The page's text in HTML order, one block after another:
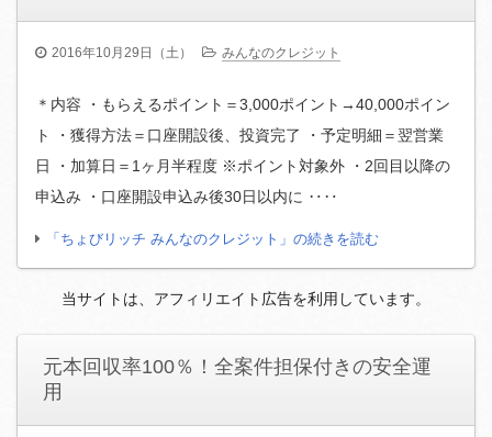
2016年10月29日（土） みんなのクレジット
＊内容 ・もらえるポイント＝3,000ポイント→40,000ポイン
ト ・獲得方法＝口座開設後、投資完了 ・予定明細＝翌営業
日 ・加算日＝1ヶ月半程度 ※ポイント対象外 ・2回目以降の
申込み ・口座開設申込み後30日以内に ‥‥
「ちょびリッチ みんなのクレジット」の続きを読む
当サイトは、アフィリエイト広告を利用しています。
元本回収率100％！全案件担保付きの安全運
用